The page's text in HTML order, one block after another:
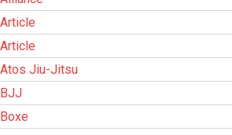
Article
Article
Atos Jiu-Jitsu
BJJ
Boxe